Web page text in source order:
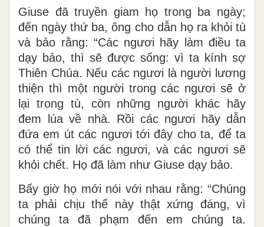
Giuse đã truyền giam họ trong ba ngày;
đến ngày thứ ba, ông cho dẫn họ ra khỏi tù
và bảo rằng: “Các ngươi hãy làm điều ta
dạy bảo, thì sẽ được sống: vì ta kính sợ
Thiên Chúa. Nếu các ngươi là người lương
thiện thì một người trong các ngươi sẽ ở
lại trong tù, còn những người khác hãy
đem lúa về nhà. Rồi các ngươi hãy dẫn
đứa em út các ngươi tới đây cho ta, để ta
có thể tin lời các ngươi, và các ngươi sẽ
khỏi chết. Họ đã làm như Giuse dạy bảo.
Bấy giờ họ mới nói với nhau rằng: “Chúng
ta phải chịu thế này thật xứng đáng, vì
chúng ta đã phạm đến em chúng ta.